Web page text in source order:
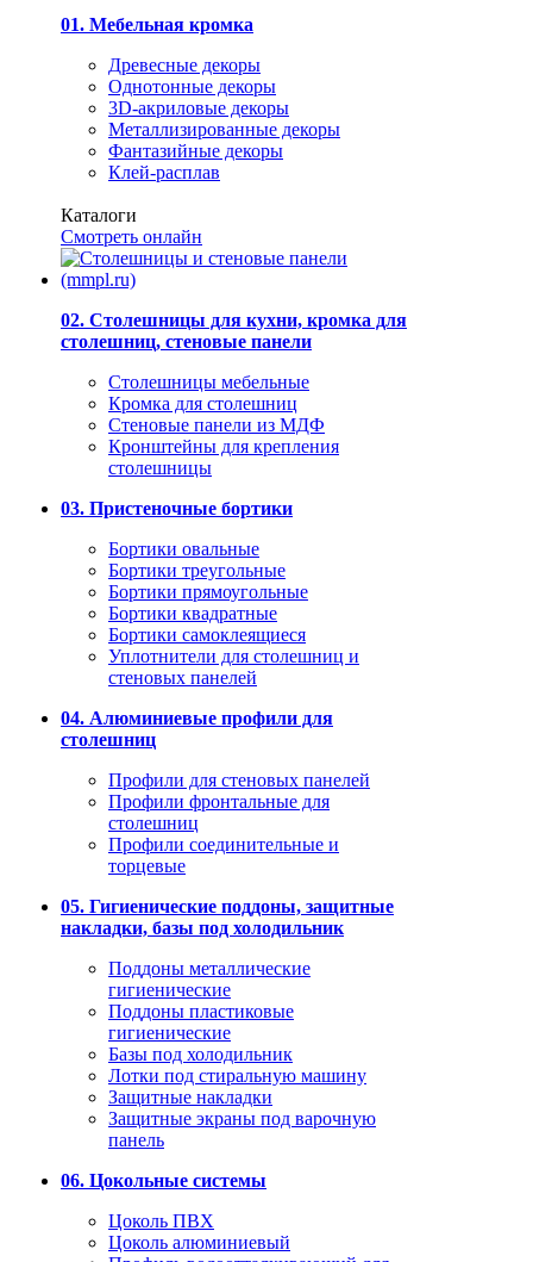
01. Мебельная кромка
Древесные декоры
Однотонные декоры
3D-акриловые декоры
Металлизированные декоры
Фантазийные декоры
Клей-расплав
Каталоги
Смотреть онлайн
02. Столешницы для кухни, кромка для
столешниц, стеновые панели
Столешницы мебельные
Кромка для столешниц
Стеновые панели из МДФ
Кронштейны для крепления
столешницы
03. Пристеночные бортики
Бортики овальные
Бортики треугольные
Бортики прямоугольные
Бортики квадратные
Бортики самоклеящиеся
Уплотнители для столешниц и
стеновых панелей
04. Алюминиевые профили для
столешниц
Профили для стеновых панелей
Профили фронтальные для
столешниц
Профили соединительные и
торцевые
05. Гигиенические поддоны, защитные
накладки, базы под холодильник
Поддоны металлические
гигиенические
Поддоны пластиковые
гигиенические
Базы под холодильник
Лотки под стиральную машину
Защитные накладки
Защитные экраны под варочную
панель
06. Цокольные системы
Цоколь ПВХ
Цоколь алюминиевый